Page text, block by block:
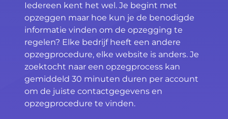
Iedereen kent het wel. Je begint met
opzeggen maar hoe kun je de benodigde
informatie vinden om de opzegging te
regelen? Elke bedrijf heeft een andere
opzegprocedure, elke website is anders. Je
zoektocht naar een opzegprocess kan
gemiddeld 30 minuten duren per account
om de juiste contactgegevens en
opzegprocedure te vinden.